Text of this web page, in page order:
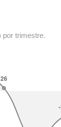
por trimestre.